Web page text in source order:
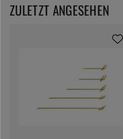
ZULETZT ANGESEHEN